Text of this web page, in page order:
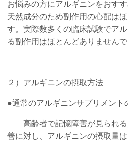
お悩みの方にアルギニンをおす
天然成分のため副作用の心配は
す。実際数多くの臨床試験でア
る副作用はほとんどありませんで
２）アルギニンの摂取方法
●通常のアルギニンサプリメント
高齢者で記憶障害が見られ
善に対し、アルギニンの摂取量